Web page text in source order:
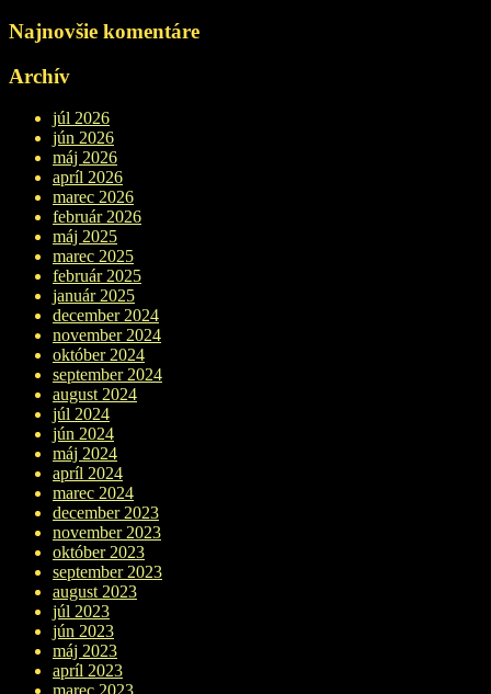
Najnovšie komentáre
Archív
júl 2026
jún 2026
máj 2026
apríl 2026
marec 2026
február 2026
máj 2025
marec 2025
február 2025
január 2025
december 2024
november 2024
október 2024
september 2024
august 2024
júl 2024
jún 2024
máj 2024
apríl 2024
marec 2024
december 2023
november 2023
október 2023
september 2023
august 2023
júl 2023
jún 2023
máj 2023
apríl 2023